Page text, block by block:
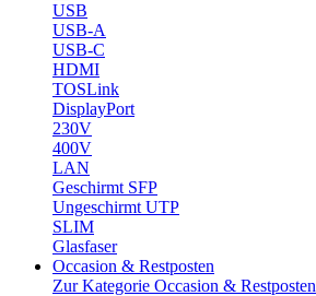
USB
USB-A
USB-C
HDMI
TOSLink
DisplayPort
230V
400V
LAN
Geschirmt SFP
Ungeschirmt UTP
SLIM
Glasfaser
Occasion & Restposten
Zur Kategorie Occasion & Restposten